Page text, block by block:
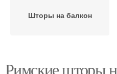
Шторы на балкон
Римские шторы